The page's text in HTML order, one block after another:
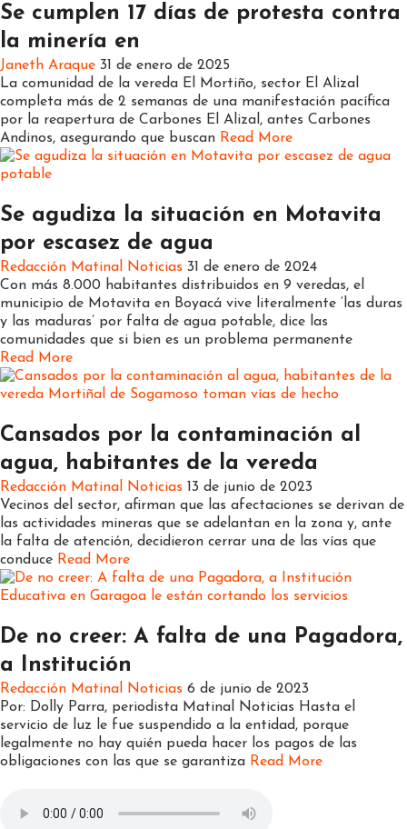
Se cumplen 17 días de protesta contra
la minería en
Janeth Araque 31 de enero de 2025
La comunidad de la vereda El Mortiño, sector El Alizal
completa más de 2 semanas de una manifestación pacífica
por la reapertura de Carbones El Alizal, antes Carbones
Andinos, asegurando que buscan Read More
Se agudiza la situación en Motavita
por escasez de agua
Redacción Matinal Noticias 31 de enero de 2024
Con más 8.000 habitantes distribuidos en 9 veredas, el
municipio de Motavita en Boyacá vive literalmente ‘las duras
y las maduras’ por falta de agua potable, dice las
comunidades que si bien es un problema permanente
Read More
Cansados por la contaminación al
agua, habitantes de la vereda
Redacción Matinal Noticias 13 de junio de 2023
Vecinos del sector, afirman que las afectaciones se derivan de
las actividades mineras que se adelantan en la zona y, ante
la falta de atención, decidieron cerrar una de las vías que
conduce Read More
De no creer: A falta de una Pagadora,
a Institución
Redacción Matinal Noticias 6 de junio de 2023
Por: Dolly Parra, periodista Matinal Noticias Hasta el
servicio de luz le fue suspendido a la entidad, porque
legalmente no hay quién pueda hacer los pagos de las
obligaciones con las que se garantiza Read More